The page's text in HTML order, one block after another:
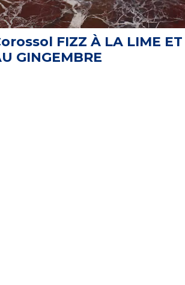
FIZZ À LA LIME ET
GINGEMBRE